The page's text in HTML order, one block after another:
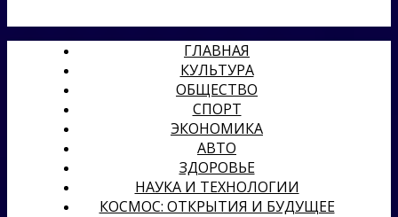
ГЛАВНАЯ
КУЛЬТУРА
ОБЩЕСТВО
СПОРТ
ЭКОНОМИКА
АВТО
ЗДОРОВЬЕ
НАУКА И ТЕХНОЛОГИИ
КОСМОС: ОТКРЫТИЯ И БУДУЩЕЕ